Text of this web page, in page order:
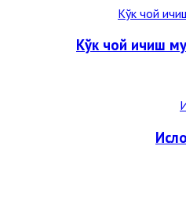
Кўк чой ичиш